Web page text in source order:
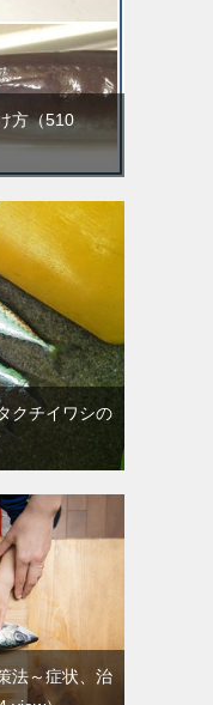
方（510
クチイワシの
法～症状、治